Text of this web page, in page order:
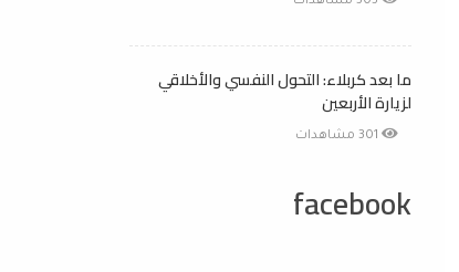
ما بعد كربلاء: التحول النفسي والأخلاقي
لزيارة الأربعين
facebook